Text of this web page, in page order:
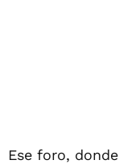
Ese foro,